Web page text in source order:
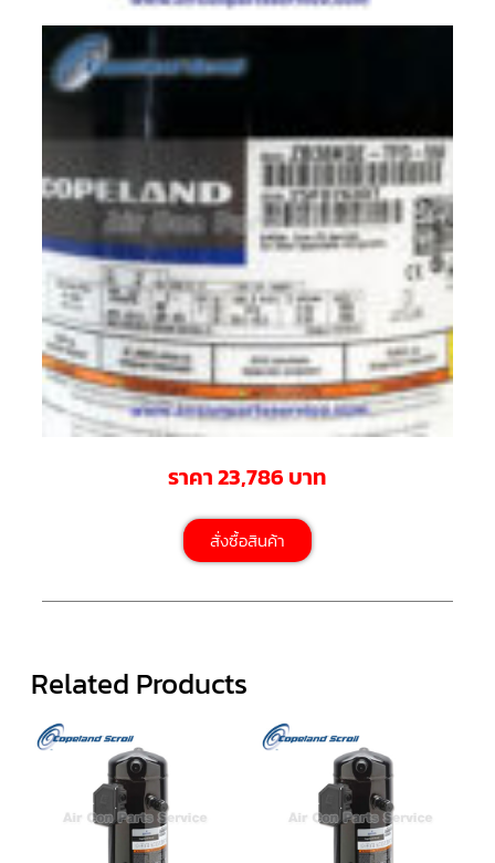
ยิง
รีโมท
เท
อร์
โม
สตัท
แอร์
TRANE
แผง
คอนโทรล
แอร์
TRANE
จอ
รับ
สัญญาณ
TRANE
ทิ้ง
น้ำยา
แอร์/
น้ำยา
ล้าง
ระบบ/
น้ำมัน
คอมเพรสเซอร์
ราคา 23,786 บาท
สั่งซื้อสินค้า
Related Products